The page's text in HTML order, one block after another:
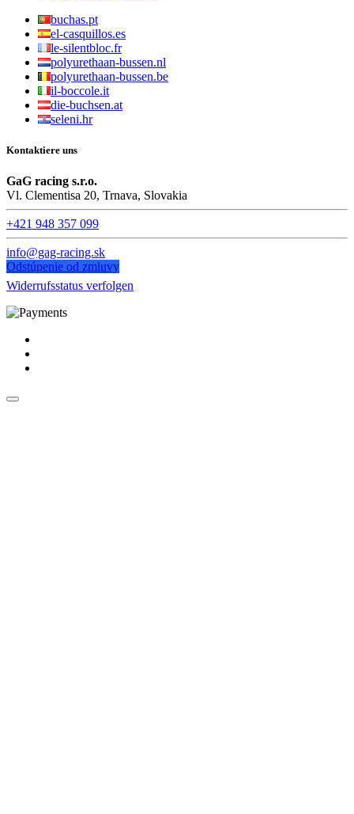
buchas.pt
el-casquillos.es
le-silentbloc.fr
polyurethaan-bussen.nl
polyurethaan-bussen.be
il-boccole.it
die-buchsen.at
seleni.hr
Kontaktiere uns
GaG racing s.r.o.
Vl. Clementisa 20, Trnava, Slovakia
+421 948 357 099
info@gag-racing.sk
Odstúpenie od zmluvy
Widerrufsstatus verfolgen